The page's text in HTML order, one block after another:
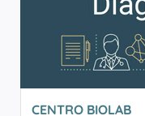
CENTRO BIOLAB